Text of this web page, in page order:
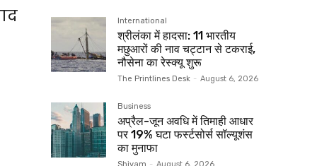
International
श्रीलंका में हादसा: 11 भारतीय
मछुआरों की नाव चट्टान से टकराई,
नौसेना का रेस्क्यू शुरू
The Printlines Desk - August 6, 2026
Business
अप्रैल-जून अवधि में तिमाही आधार
पर 19% घटा फर्स्टसोर्स सॉल्यूशंस
का मुनाफा
Shivam - August 6, 2026